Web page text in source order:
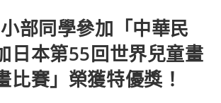
部同學參加「中華民
日本第55回世界兒童畫
比賽」榮獲特優獎！